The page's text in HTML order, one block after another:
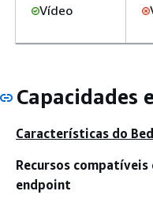
Vídeo
Capacidades
Características do
Recursos compatíveis
endpoint